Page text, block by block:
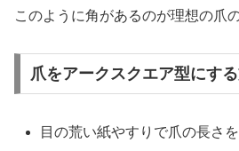
このように角があるのが理想の爪
爪をアークスクエア型にす
目の荒い紙やすりで爪の長さ